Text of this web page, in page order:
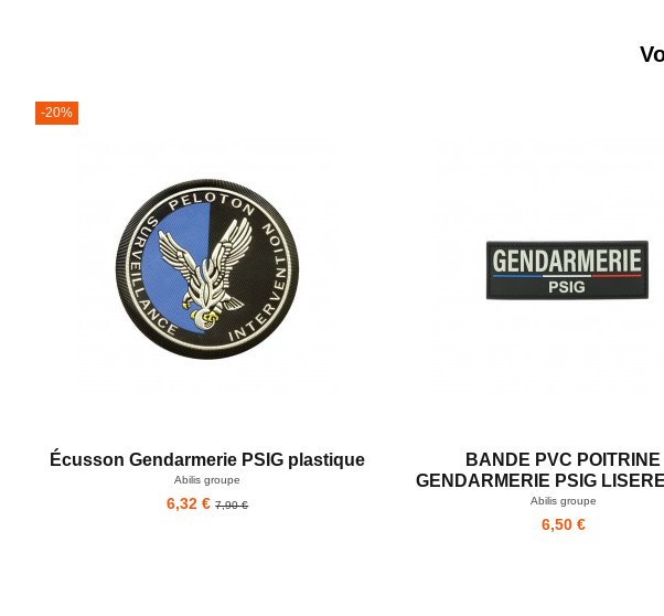
-20%
Écusson Gendarmerie PSIG plastique
Abilis groupe
6,32 €7,90 €
BANDE PVC POITRINE
GENDARMERIE PSIG
Abilis groupe
6,50 €